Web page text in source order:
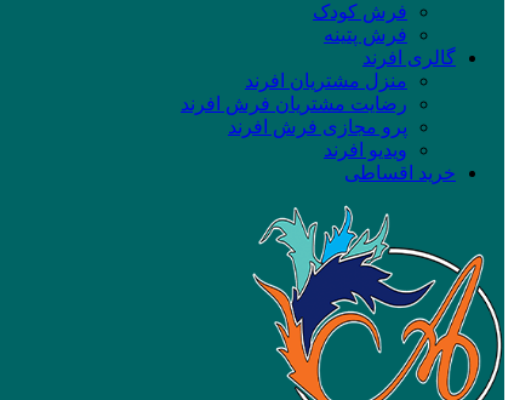
فرش کودک
فرش پتینه
گالری افرند
منزل مشتریان افرند
رضایت مشتریان فرش افرند
پرو مجازی فرش افرند
ویدیو افرند
خرید اقساطی